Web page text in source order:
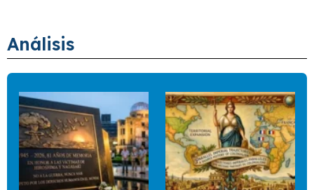
Análisis